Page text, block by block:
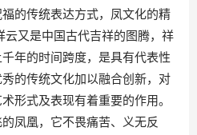
的传统表达方式，凤文化的精
云又是中国古代吉祥的图腾，祥
年的时间跨度，是具有代表性
的传统文化加以融合创新，对
形式及表现有着重要的作用。
凤凰，它不畏痛苦、义无反